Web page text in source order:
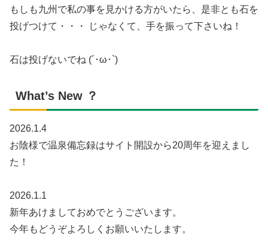
もしも九州で私の事を見かける方がいたら、是非とも石を
投げつけて・・・ じゃなくて、手を振って下さいね！
石は投げないでね (´･ω･`)
What’s New ？
2026.1.4
お陰様で温泉備忘録はサイト開設から20周年を迎えまし
た！
2026.1.1
新年あけましておめでとうございます。
今年もどうぞよろしくお願いいたします。